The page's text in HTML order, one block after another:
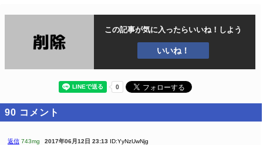
この記事が気に入ったらいいね！しよう
いいね！
90 コメント
返信 743mg 2017年06月12日 23:13 ID:YyNzUwNjg